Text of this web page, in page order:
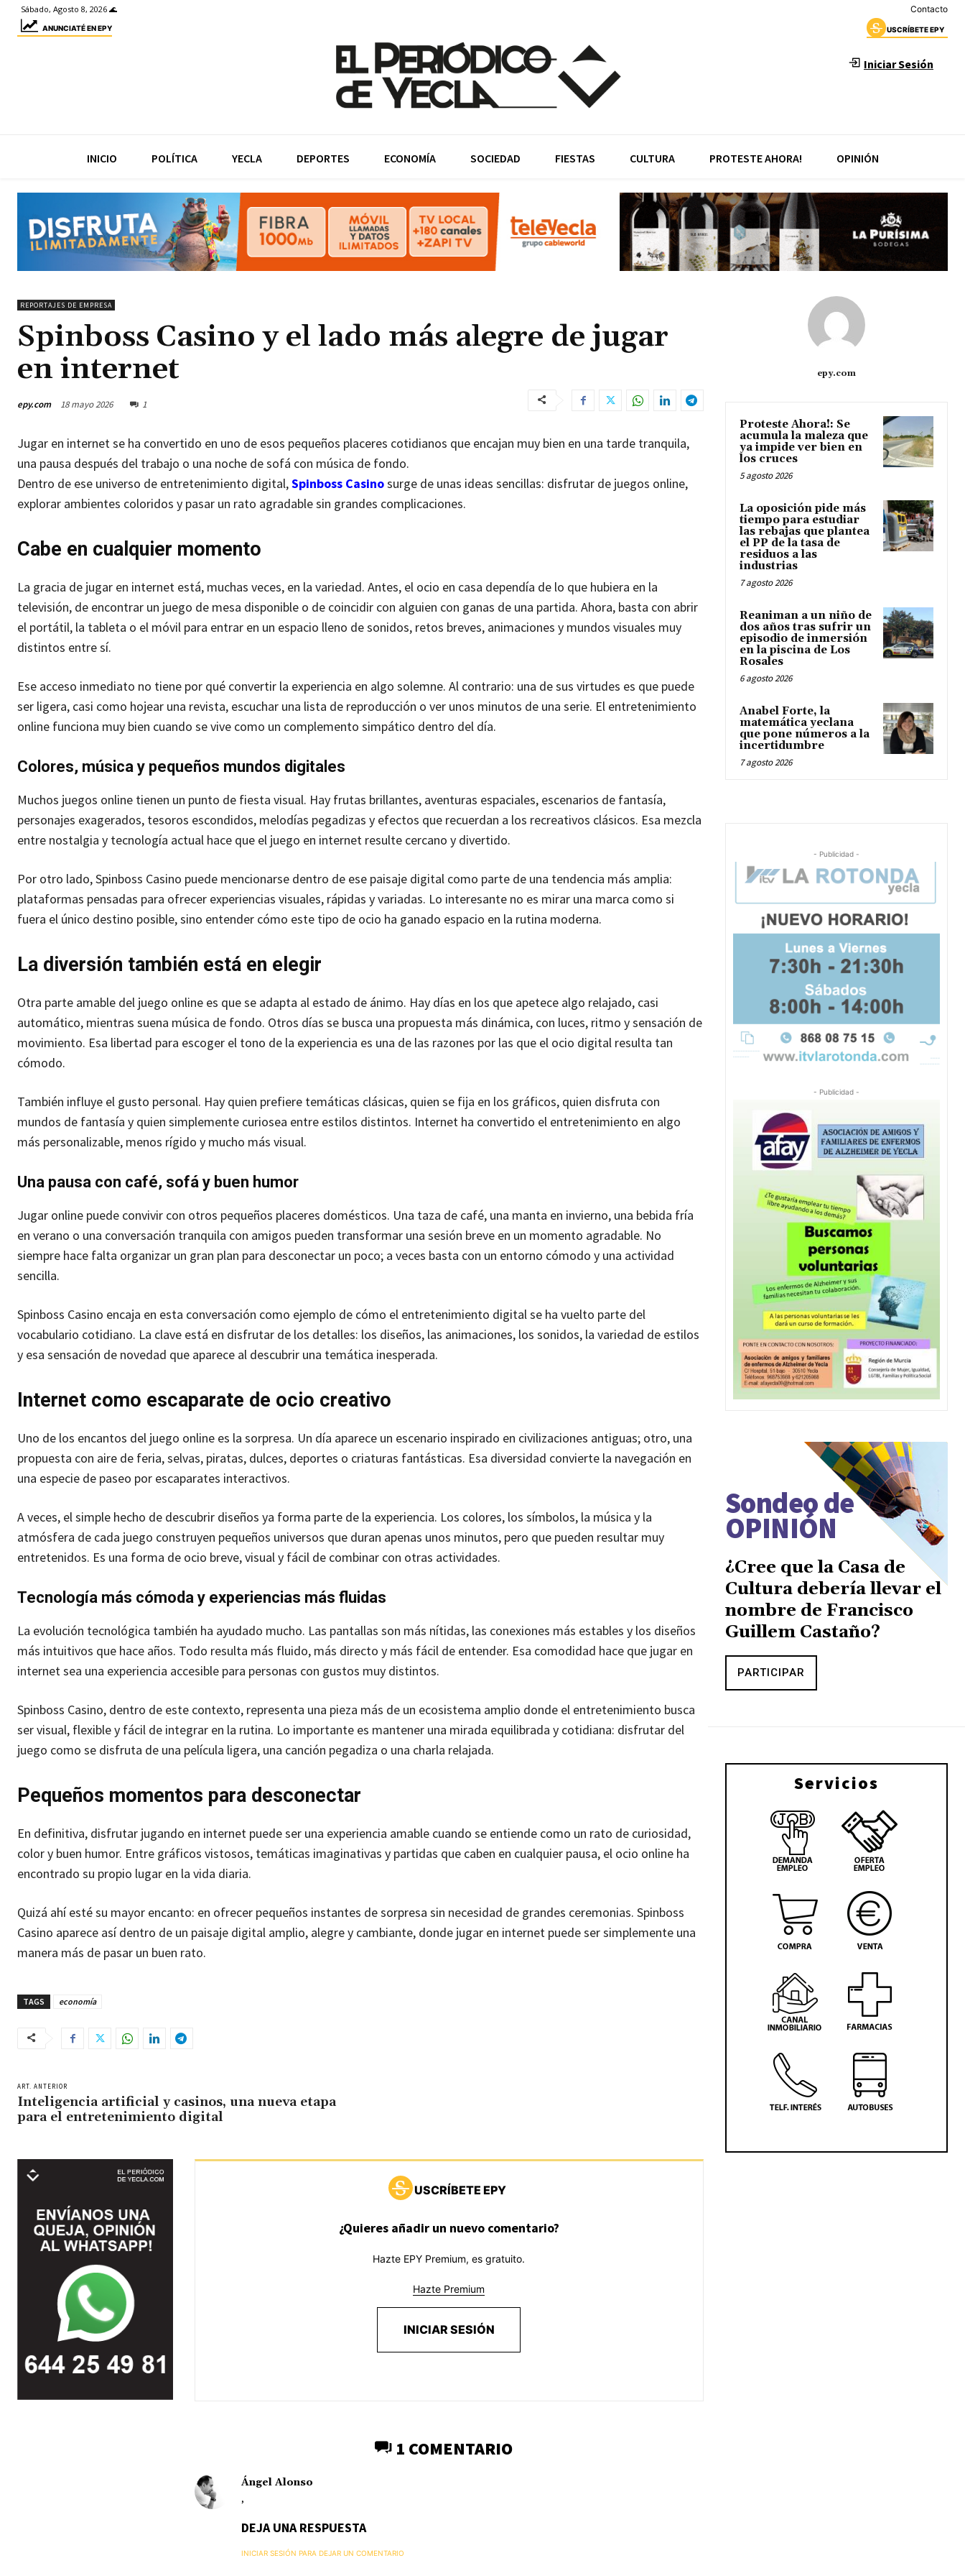
Sábado, Agosto 8, 2026 🌊 Contacto
ANUNCIATÉ EN EPY USCRÍBETE EPY
Iniciar Sesión
INICIO POLÍTICA YECLA DEPORTES ECONOMÍA SOCIEDAD FIESTAS CULTURA PROTESTE AHORA! OPINIÓN
REPORTAJES DE EMPRESA
Spinboss Casino y el lado más alegre de jugar
en internet
epy.com 18 mayo 2026 1
Jugar en internet se ha convertido en uno de esos pequeños placeres cotidianos que encajan muy bien en una tarde tranquila,
una pausa después del trabajo o una noche de sofá con música de fondo.
Dentro de ese universo de entretenimiento digital,Spinboss Casinosurge de unas ideas sencillas: disfrutar de juegos online,
explorar ambientes coloridos y pasar un rato agradable sin grandes complicaciones.
Cabe en cualquier momento
La gracia de jugar en internet está, muchas veces, en la variedad. Antes, el ocio en casa dependía de lo que hubiera en la
televisión, de encontrar un juego de mesa disponible o de coincidir con alguien con ganas de una partida. Ahora, basta con abrir
el portátil, la tableta o el móvil para entrar en un espacio lleno de sonidos, retos breves, animaciones y mundos visuales muy
distintos entre sí.
Ese acceso inmediato no tiene por qué convertir la experiencia en algo solemne. Al contrario: una de sus virtudes es que puede
ser ligera, casi como hojear una revista, escuchar una lista de reproducción o ver unos minutos de una serie. El entretenimiento
online funciona muy bien cuando se vive como un complemento simpático dentro del día.
Colores, música y pequeños mundos digitales
Muchos juegos online tienen un punto de fiesta visual. Hay frutas brillantes, aventuras espaciales, escenarios de fantasía,
personajes exagerados, tesoros escondidos, melodías pegadizas y efectos que recuerdan a los recreativos clásicos. Esa mezcla
entre nostalgia y tecnología actual hace que el juego en internet resulte cercano y divertido.
Por otro lado, Spinboss Casino puede mencionarse dentro de ese paisaje digital como parte de una tendencia más amplia:
plataformas pensadas para ofrecer experiencias visuales, rápidas y variadas. Lo interesante no es mirar una marca como si
fuera el único destino posible, sino entender cómo este tipo de ocio ha ganado espacio en la rutina moderna.
La diversión también está en elegir
Otra parte amable del juego online es que se adapta al estado de ánimo. Hay días en los que apetece algo relajado, casi
automático, mientras suena música de fondo. Otros días se busca una propuesta más dinámica, con luces, ritmo y sensación de
movimiento. Esa libertad para escoger el tono de la experiencia es una de las razones por las que el ocio digital resulta tan
cómodo.
También influye el gusto personal. Hay quien prefiere temáticas clásicas, quien se fija en los gráficos, quien disfruta con
mundos de fantasía y quien simplemente curiosea entre estilos distintos. Internet ha convertido el entretenimiento en algo
más personalizable, menos rígido y mucho más visual.
Una pausa con café, sofá y buen humor
Jugar online puede convivir con otros pequeños placeres domésticos. Una taza de café, una manta en invierno, una bebida fría
en verano o una conversación tranquila con amigos pueden transformar una sesión breve en un momento agradable. No
siempre hace falta organizar un gran plan para desconectar un poco; a veces basta con un entorno cómodo y una actividad
sencilla.
Spinboss Casino encaja en esta conversación como ejemplo de cómo el entretenimiento digital se ha vuelto parte del
vocabulario cotidiano. La clave está en disfrutar de los detalles: los diseños, las animaciones, los sonidos, la variedad de estilos
y esa sensación de novedad que aparece al descubrir una temática inesperada.
Internet como escaparate de ocio creativo
Uno de los encantos del juego online es la sorpresa. Un día aparece un escenario inspirado en civilizaciones antiguas; otro, una
propuesta con aire de feria, selvas, piratas, dulces, deportes o criaturas fantásticas. Esa diversidad convierte la navegación en
una especie de paseo por escaparates interactivos.
A veces, el simple hecho de descubrir diseños ya forma parte de la experiencia. Los colores, los símbolos, la música y la
atmósfera de cada juego construyen pequeños universos que duran apenas unos minutos, pero que pueden resultar muy
entretenidos. Es una forma de ocio breve, visual y fácil de combinar con otras actividades.
Tecnología más cómoda y experiencias más fluidas
La evolución tecnológica también ha ayudado mucho. Las pantallas son más nítidas, las conexiones más estables y los diseños
más intuitivos que hace años. Todo resulta más fluido, más directo y más fácil de entender. Esa comodidad hace que jugar en
internet sea una experiencia accesible para personas con gustos muy distintos.
Spinboss Casino, dentro de este contexto, representa una pieza más de un ecosistema amplio donde el entretenimiento busca
ser visual, flexible y fácil de integrar en la rutina. Lo importante es mantener una mirada equilibrada y cotidiana: disfrutar del
juego como se disfruta de una película ligera, una canción pegadiza o una charla relajada.
Pequeños momentos para desconectar
En definitiva, disfrutar jugando en internet puede ser una experiencia amable cuando se entiende como un rato de curiosidad,
color y buen humor. Entre gráficos vistosos, temáticas imaginativas y partidas que caben en cualquier pausa, el ocio online ha
encontrado su propio lugar en la vida diaria.
Quizá ahí esté su mayor encanto: en ofrecer pequeños instantes de sorpresa sin necesidad de grandes ceremonias. Spinboss
Casino aparece así dentro de un paisaje digital amplio, alegre y cambiante, donde jugar en internet puede ser simplemente una
manera más de pasar un buen rato.
TAGS economía
ART. ANTERIOR
Inteligencia artificial y casinos, una nueva etapa
para el entretenimiento digital
USCRÍBETE EPY
¿Quieres añadir un nuevo comentario?
Hazte EPY Premium, es gratuito.
Hazte Premium
INICIAR SESIÓN
1 COMENTARIO
Ángel Alonso
,
DEJA UNA RESPUESTA
INICIAR SESIÓN PARA DEJAR UN COMENTARIO
epy.com
Proteste Ahora!: Se
acumula la maleza que
ya impide ver bien en
los cruces
5 agosto 2026
La oposición pide más
tiempo para estudiar
las rebajas que plantea
el PP de la tasa de
residuos a las
industrias
7 agosto 2026
Reaniman a un niño de
dos años tras sufrir un
episodio de inmersión
en la piscina de Los
Rosales
6 agosto 2026
Anabel Forte, la
matemática yeclana
que pone números a la
incertidumbre
7 agosto 2026
- Publicidad -
- Publicidad -
Sondeo de
OPINIÓN
¿Cree que la Casa de
Cultura debería llevar el
nombre de Francisco
Guillem Castaño?
PARTICIPAR
Servicios